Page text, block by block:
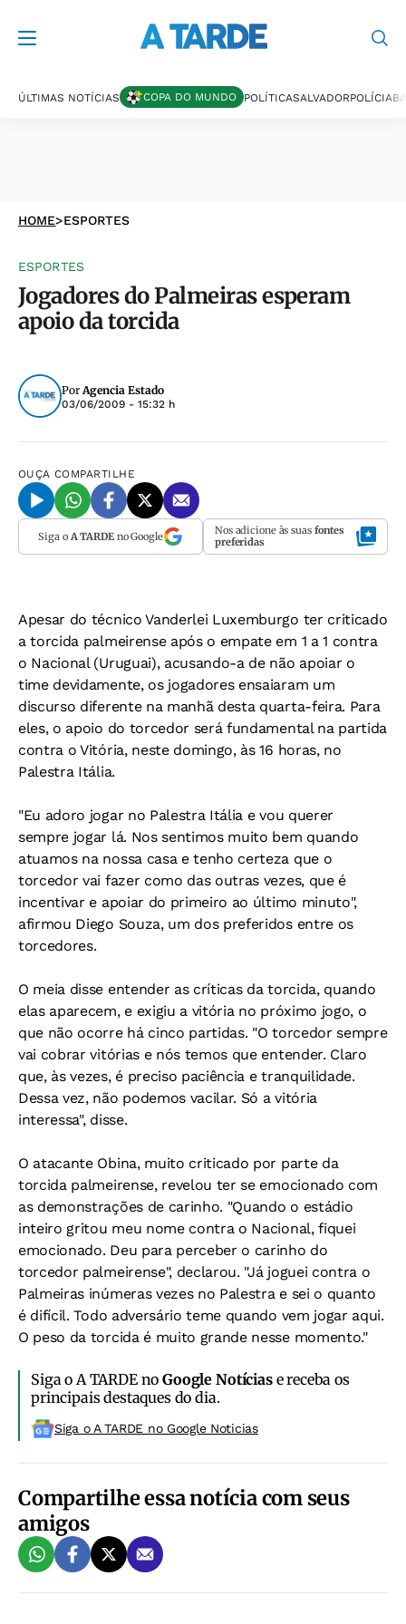
ÚLTIMAS NOTÍCIAS COPA DO MUNDO POLÍTICASALVADORPOLÍCIA
HOME>ESPORTES
ESPORTES
Jogadores do Palmeiras esperam
apoio da torcida
PorAgencia Estado
03/06/2009 - 15:32 h
OUÇA COMPARTILHE
Siga o A TARDEno Google Nos adicione às suas fontes
preferidas
Apesar do técnico Vanderlei Luxemburgo ter criticado
a torcida palmeirense após o empate em 1 a 1 contra
o Nacional (Uruguai), acusando-a de não apoiar o
time devidamente, os jogadores ensaiaram um
discurso diferente na manhã desta quarta-feira. Para
eles, o apoio do torcedor será fundamental na partida
contra o Vitória, neste domingo, às 16 horas, no
Palestra Itália.
"Eu adoro jogar no Palestra Itália e vou querer
sempre jogar lá. Nos sentimos muito bem quando
atuamos na nossa casa e tenho certeza que o
torcedor vai fazer como das outras vezes, que é
incentivar e apoiar do primeiro ao último minuto",
afirmou Diego Souza, um dos preferidos entre os
torcedores.
O meia disse entender as críticas da torcida, quando
elas aparecem, e exigiu a vitória no próximo jogo, o
que não ocorre há cinco partidas. "O torcedor sempre
vai cobrar vitórias e nós temos que entender. Claro
que, às vezes, é preciso paciência e tranquilidade.
Dessa vez, não podemos vacilar. Só a vitória
interessa", disse.
O atacante Obina, muito criticado por parte da
torcida palmeirense, revelou ter se emocionado com
as demonstrações de carinho. "Quando o estádio
inteiro gritou meu nome contra o Nacional, fiquei
emocionado. Deu para perceber o carinho do
torcedor palmeirense", declarou. "Já joguei contra o
Palmeiras inúmeras vezes no Palestra e sei o quanto
é difícil. Todo adversário teme quando vem jogar aqui.
O peso da torcida é muito grande nesse momento."
Siga o A TARDE noGoogle Notíciase receba os
principais destaques do dia.
Siga o A TARDE no Google Noticias
Compartilhe essa notícia com seus
amigos